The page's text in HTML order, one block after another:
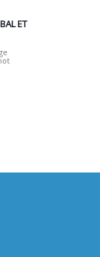
ET